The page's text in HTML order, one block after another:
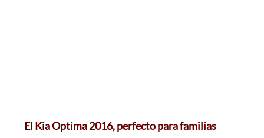
El Kia Optima 2016, perfecto para familias